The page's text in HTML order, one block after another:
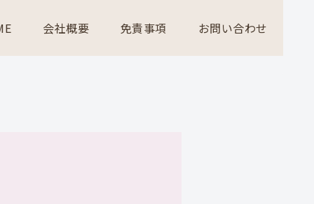
会社概要 免責事項 お問い合わせ